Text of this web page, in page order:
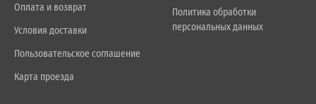
Оплата и возврат
Условия доставки
Пользовательское соглашение
Карта проезда
Политика обработки
персональных данных